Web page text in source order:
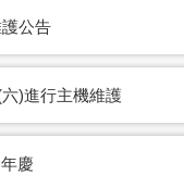
公告
)進行主機維護
慶